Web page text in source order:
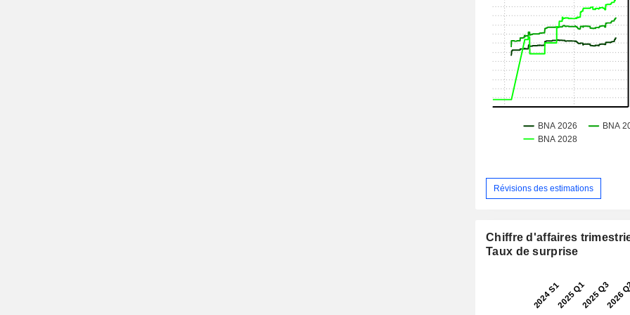
Révisions des estimations
Chiffre d'affaires
Taux de surprise